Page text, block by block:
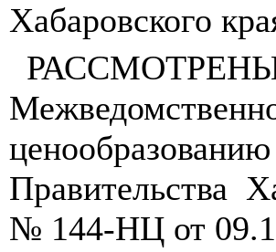
Хабаровского
Правительства
№ 144-НЦ от